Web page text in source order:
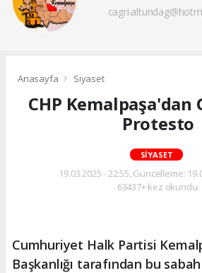
Anasayfa Siyaset
CHP Kemalpaşa'dan
Protesto
SIYASET
19.03.2025 - 22:55, Güncelleme:
63437+ kez okundu.
Cumhuriyet Halk Partisi
Başkanlığı tarafından bu